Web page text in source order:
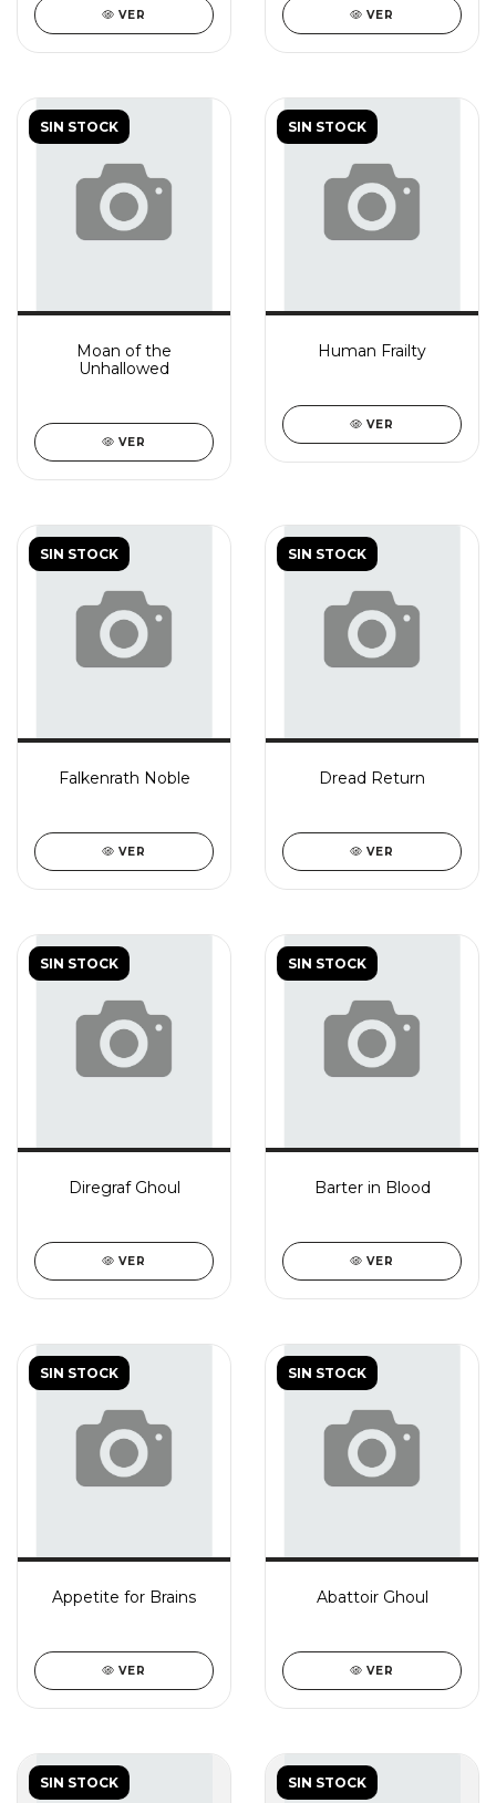
VER VER
SIN STOCK
Moan of the
Unhallowed
VER
SIN STOCK
Human Frailty
VER
SIN STOCK
Falkenrath Noble
VER
SIN STOCK
Dread Return
VER
SIN STOCK
Diregraf Ghoul
VER
SIN STOCK
Barter in Blood
VER
SIN STOCK
Appetite for Brains
VER
SIN STOCK
Abattoir Ghoul
VER
SIN STOCK SIN STOCK